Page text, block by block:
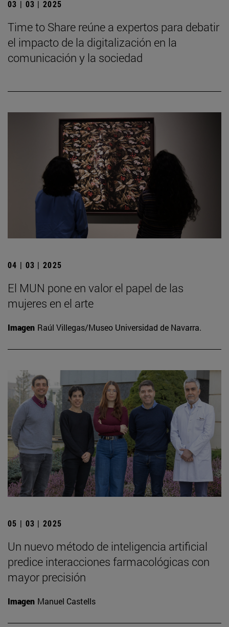
03 | 03 | 2025
Time to Share reúne a expertos para debatir
el impacto de la digitalización en la
comunicación y la sociedad
04 | 03 | 2025
El MUN pone en valor el papel de las
mujeres en el arte
Imagen Raúl Villegas/Museo Universidad de Navarra.
05 | 03 | 2025
Un nuevo método de inteligencia artificial
predice interacciones farmacológicas con
mayor precisión
Imagen Manuel Castells